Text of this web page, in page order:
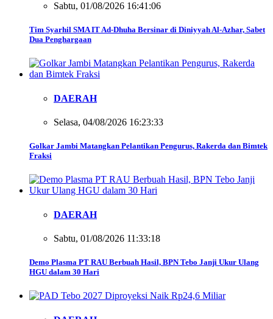
Sabtu, 01/08/2026 16:41:06
Tim Syarhil SMA IT Ad-Dhuha Bersinar di Diniyyah Al-Azhar, Sabet
Dua Penghargaan
DAERAH
Selasa, 04/08/2026 16:23:33
Golkar Jambi Matangkan Pelantikan Pengurus, Rakerda dan Bimtek
Fraksi
DAERAH
Sabtu, 01/08/2026 11:33:18
Demo Plasma PT RAU Berbuah Hasil, BPN Tebo Janji Ukur Ulang
HGU dalam 30 Hari